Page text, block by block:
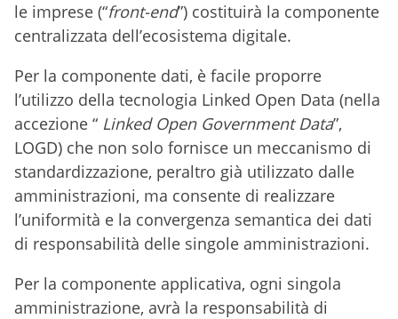
le imprese (“front-end”) costituirà la componente
centralizzata dell’ecosistema digitale.
Per la componente dati, è facile proporre
l’utilizzo della tecnologia Linked Open Data (nella
accezione “ Linked Open Government Data”,
LOGD) che non solo fornisce un meccanismo di
standardizzazione, peraltro già utilizzato dalle
amministrazioni, ma consente di realizzare
l’uniformità e la convergenza semantica dei dati
di responsabilità delle singole amministrazioni.
Per la componente applicativa, ogni singola
amministrazione, avrà la responsabilità di